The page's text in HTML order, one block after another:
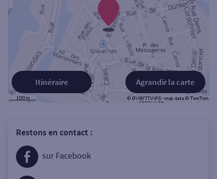
Agrandir la carte
Itinéraire
Restons en contact :
sur Facebook